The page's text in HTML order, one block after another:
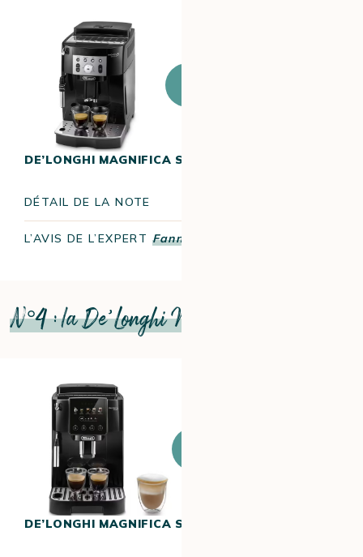
DE’LONGHI MAGNIFICA SMART
DÉTAIL DE LA NOTE
L’AVIS DE L’EXPERT Fanny
N°4 : la De’Longhi Magnifica Start Pop
DE’LONGHI MAGNIFICA START POP